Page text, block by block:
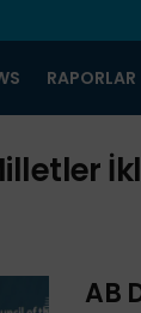
RAPORLAR
AB